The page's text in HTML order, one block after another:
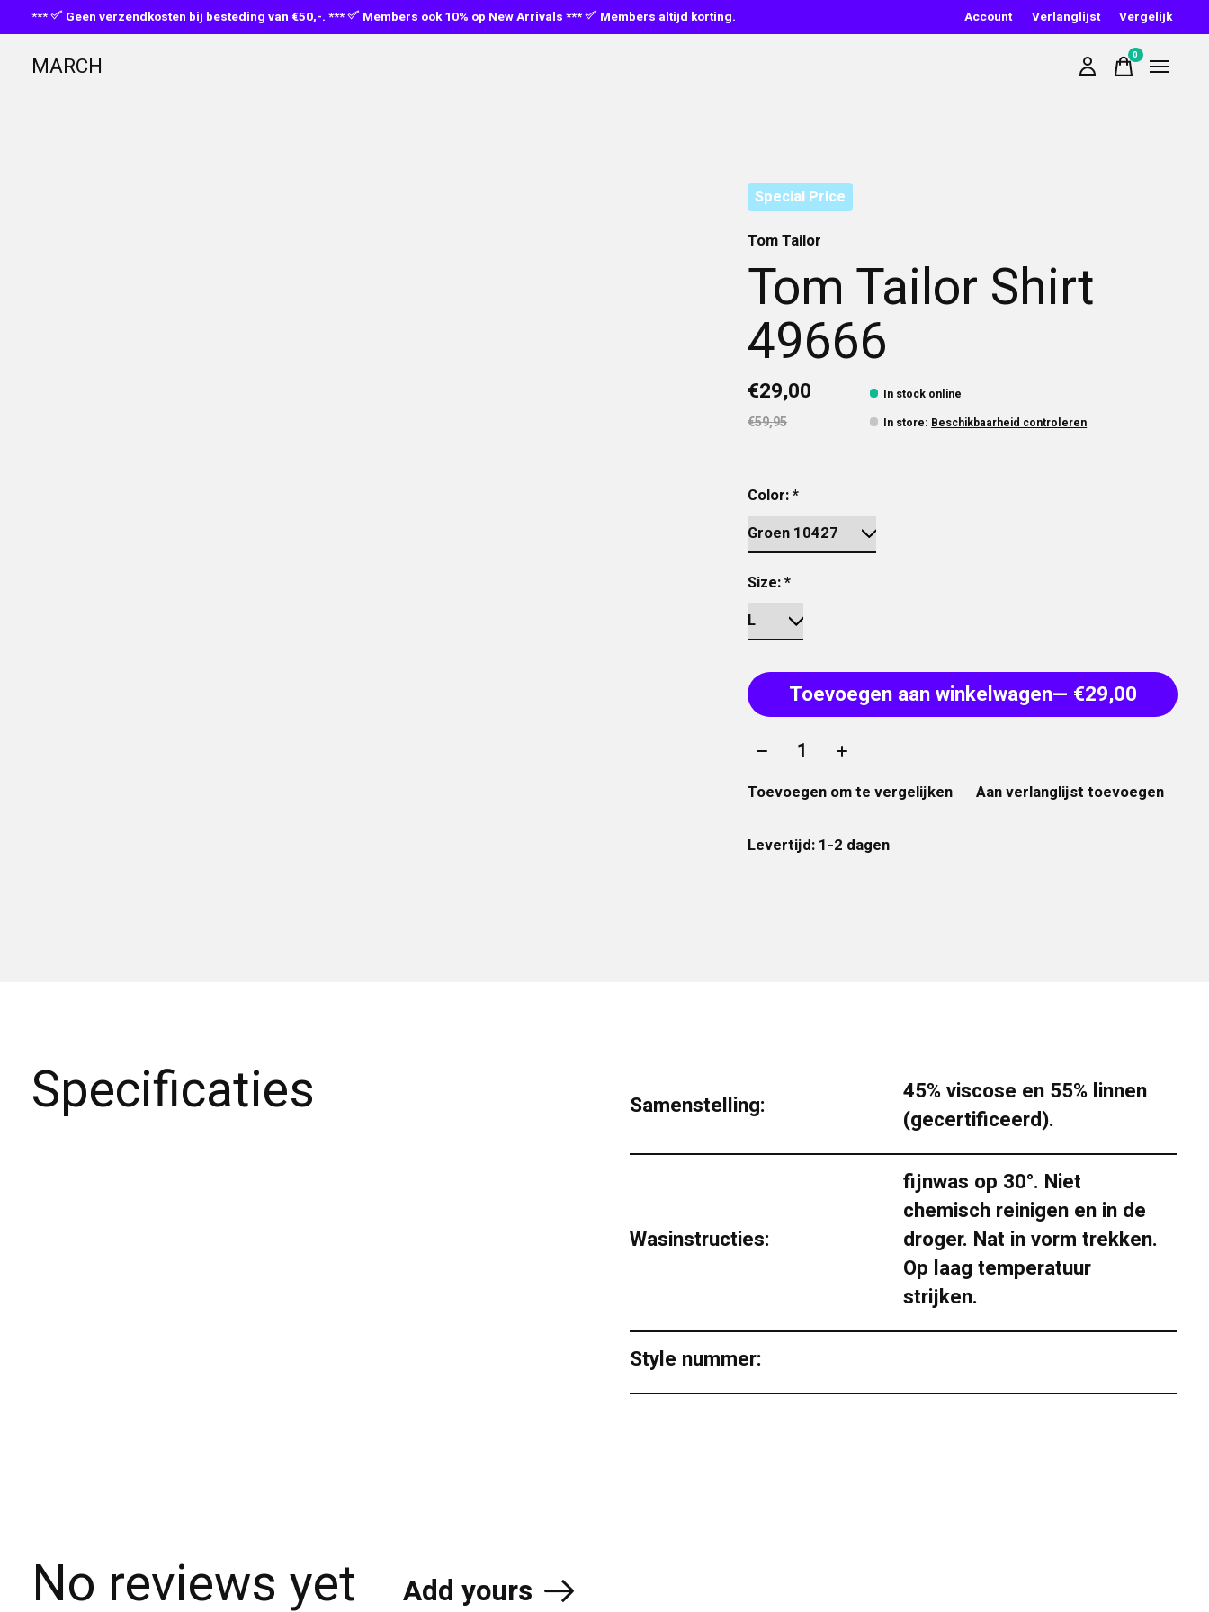
*** Geen verzendkosten bij besteding van €50,-. *** Members ook 10% op New Arrivals *** Members altijd korting. Account Verlanglijst Vergelijk
MARCH 0items
Special Price
Tom Tailor
Tom Tailor Shirt
49666
€29,00
€59,95
In stock online
In store: Beschikbaarheid controleren
Color:*
Size:*
Toevoegen aan winkelwagen
— €29,00
Aantal:
Toevoegen om te vergelijken Aan verlanglijst toevoegen
Levertijd: 1-2 dagen
Specificaties Samenstelling:
45% viscose en 55% linnen
(gecertificeerd).
Wasinstructies:
fijnwas op 30°. Niet
chemisch reinigen en in de
droger. Nat in vorm trekken.
Op laag temperatuur
strijken.
Style nummer:
No reviews yet Add yours